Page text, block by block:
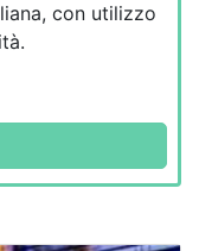
con utilizzo